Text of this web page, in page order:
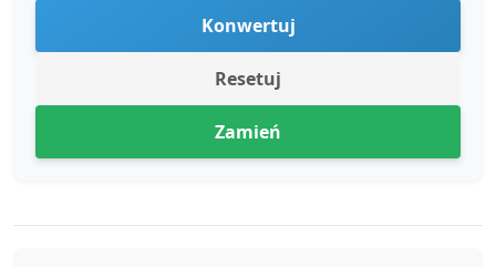
Konwertuj
Resetuj
Zamień